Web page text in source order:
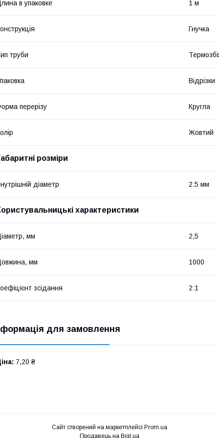
в упаковке 1 м
Гнучка
труби
Відрізки
перерізу Кругла
Жовтий
розміри
діаметр 2.5 мм
характеристики
мм 2,5
мм 1000
зсідання 2:1
для замовлення
7,20 ₴
Сайт створений на маркетплейсі Prom.ua
Продавець на Bigl.ua